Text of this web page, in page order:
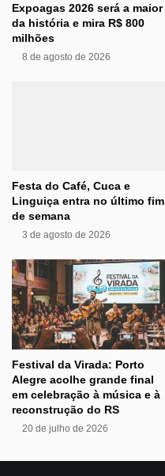
Expoagas 2026 será a maior
da história e mira R$ 800
milhões
8 de agosto de 2026
Festa do Café, Cuca e
Linguiça entra no último fim
de semana
3 de agosto de 2026
Festival da Virada: Porto
Alegre acolhe grande final
em celebração à música e à
reconstrução do RS
20 de julho de 2026